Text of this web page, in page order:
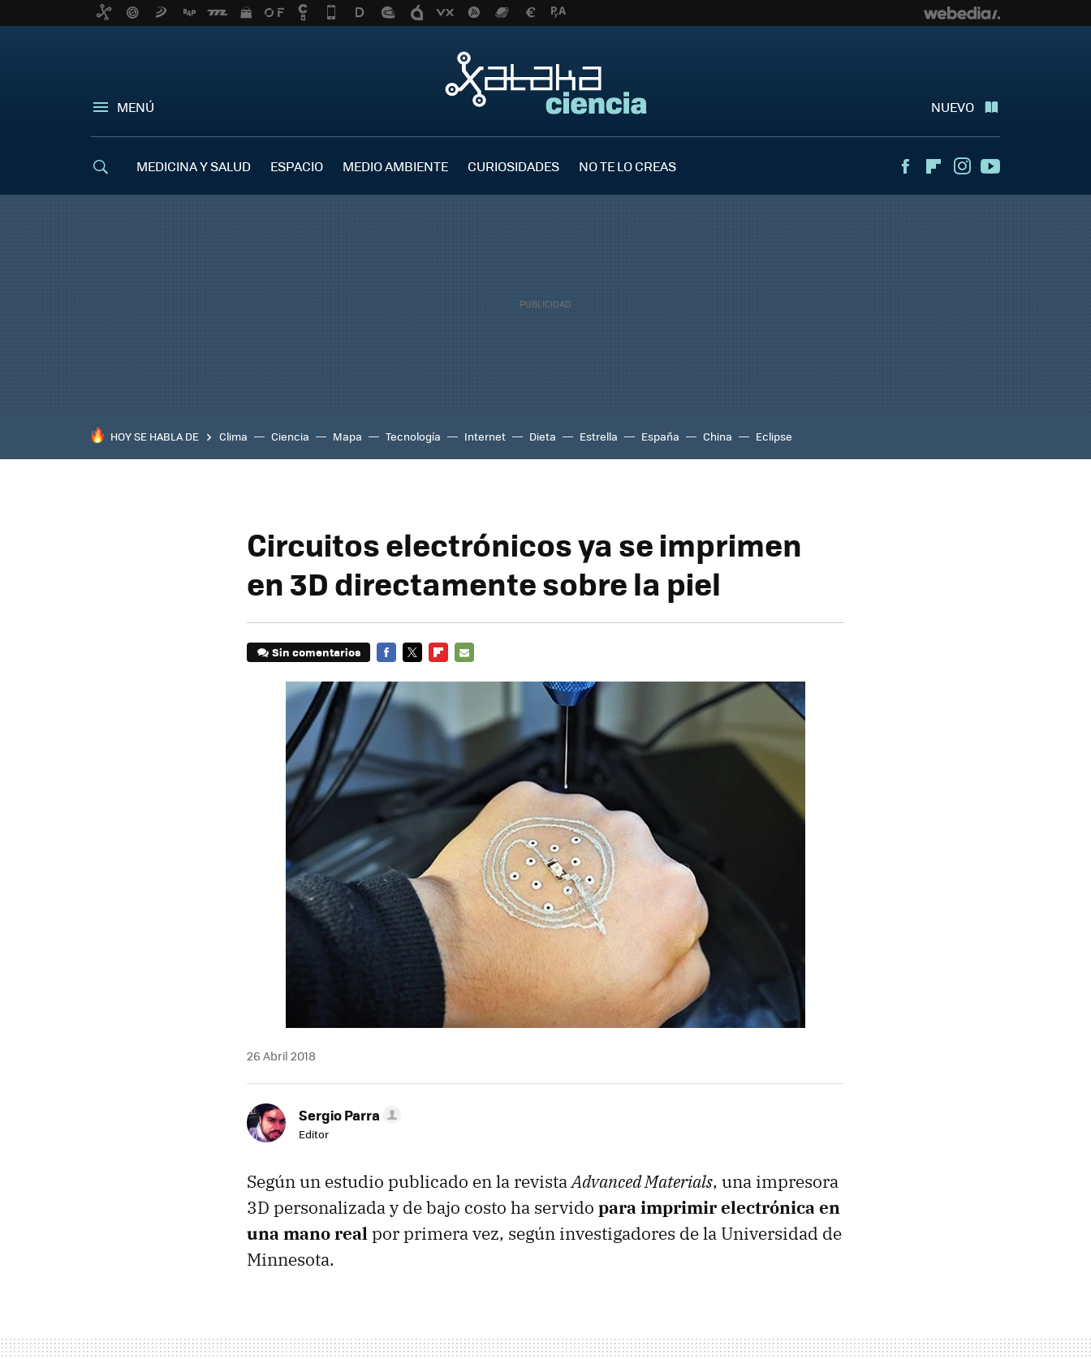
MENÚ NUEVO
MEDICINA Y SALUD ESPACIO MEDIO AMBIENTE CURIOSIDADES NO TE LO CREAS FacebookFlipboardInstagram
HOY SE HABLA DE Clima Ciencia Mapa Tecnología Internet Dieta Estrella España China Eclipse
Circuitos electrónicos ya se imprimen
en 3D directamente sobre la piel
Sin comentarios
26 Abril 2018
Sergio Parra
Editor
Según un estudio publicado en la revistaAdvanced Materials, una impresora
3D personalizada y de bajo costo ha servido para imprimir electrónica en
una mano realpor primera vez, según investigadores de la Universidad de
Minnesota.